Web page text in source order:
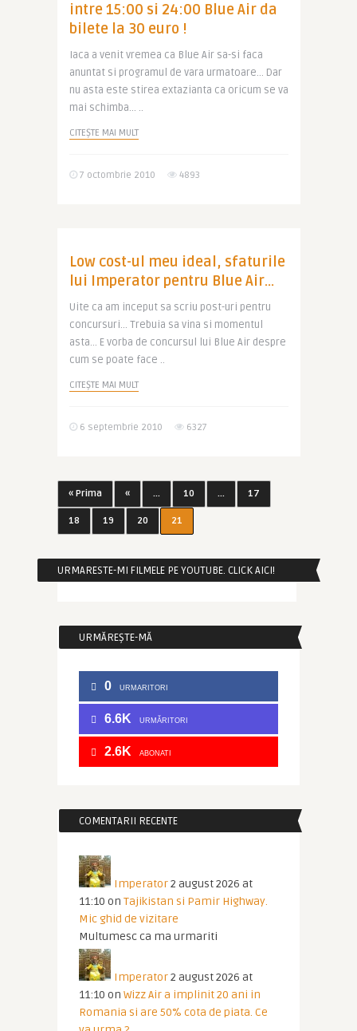
intre 15:00 si 24:00 Blue Air da
bilete la 30 euro !
Iaca a venit vremea ca Blue Air sa-si faca
anuntat si programul de vara urmatoare… Dar
nu asta este stirea extazianta ca oricum se va
mai schimba… ..
CITEȘTE MAI MULT
7 octombrie 2010 4893
Low cost-ul meu ideal, sfaturile
lui Imperator pentru Blue Air…
Uite ca am inceput sa scriu post-uri pentru
concursuri… Trebuia sa vina si momentul
asta… E vorba de concursul lui Blue Air despre
cum se poate face ..
CITEȘTE MAI MULT
6 septembrie 2010 6327
« Prima « ... 10 ... 17
18 19 20 21
URMARESTE-MI FILMELE PE YOUTUBE. CLICK AICI!
URMĂREȘTE-MĂ
0 URMARITORI
6.6K URMĂRITORI
2.6K ABONATI
COMENTARII RECENTE
Imperator2 august 2026 at
11:10 on Tajikistan si Pamir Highway.
Mic ghid de vizitare
Multumesc ca ma urmariti
Imperator2 august 2026 at
11:10 on Wizz Air a implinit 20 ani in
Romania si are 50% cota de piata. Ce